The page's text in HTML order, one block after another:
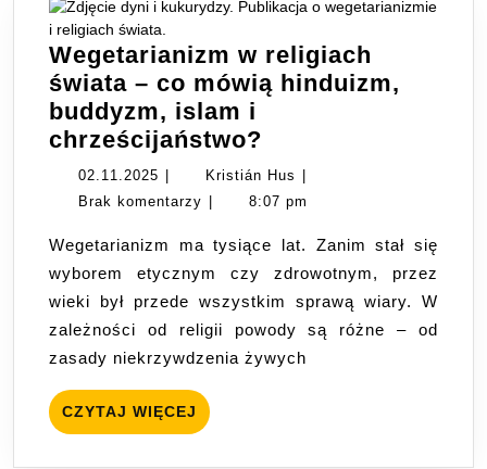
Wegetarianizm w religiach
świata – co mówią hinduizm,
buddyzm, islam i
chrześcijaństwo?
w
religiach
–
co
mówią
hinduizm,
buddyzm,
02.11.2025 02.11.2025Kristián Hus Kristián
Hus
Brak komentarzy
8:07 pm
Wegetarianizm ma tysiące lat. Zanim stał się
wyborem etycznym czy zdrowotnym, przez
wieki był przede wszystkim sprawą wiary. W
zależności od religii powody są różne – od
zasady niekrzywdzenia żywych
CZYTAJ WIĘCEJ CZYTAJ
WIĘCEJ